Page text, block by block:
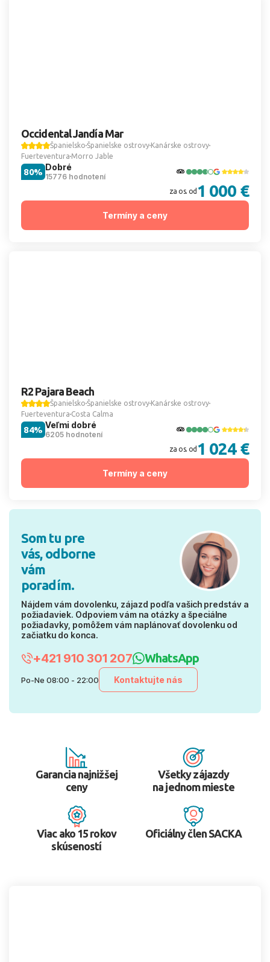
Occidental Jandía Mar
Španielsko Španielske ostrovy Kanárske ostrovy
Fuerteventura Morro Jable
Dobré
15776 hodnotení
80%
za os. od 1 000 €
Termíny a ceny
R2 Pajara Beach
Španielsko Španielske ostrovy Kanárske ostrovy
Fuerteventura Costa Calma
Veľmi dobré
6205 hodnotení
84%
za os. od 1 024 €
Termíny a ceny
Som tu pre
vás, odborne
vám
poradím.
Nájdem vám dovolenku, zájazd podľa vašich predstáv a
požiadaviek. Odpoviem vám na otázky a špeciálne
požiadavky, pomôžem vám naplánovať dovolenku od
začiatku do konca.
+421 910 301 207 WhatsApp
Po-Ne 08:00 - 22:00 Kontaktujte nás
Garancia najnižšej
ceny
Všetky zájazdy
na jednom mieste
Viac ako 15 rokov
skúseností
Oficiálny člen SACKA